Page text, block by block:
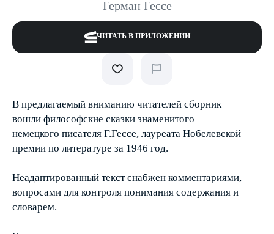
Герман Гессе
ЧИТАТЬ В ПРИЛОЖЕНИИ
В предлагаемый вниманию читателей сборник
вошли философские сказки знаменитого
немецкого писателя Г.Гессе, лауреата Нобелевской
премии по литературе за 1946 год.
Неадаптированный текст снабжен комментариями,
вопросами для контроля понимания содержания и
словарем.